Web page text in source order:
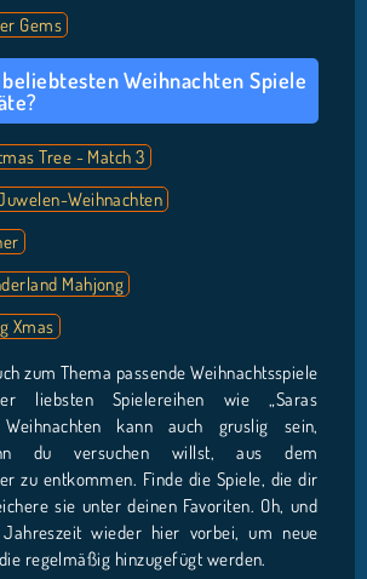
Gems
Weihnachten Spiele
Tree - Match 3
Weihnachten
Mahjong
Xmas
zum Thema passende Weihnachtsspiele
liebsten Spielereihen wie „Saras
Weihnachten kann auch gruslig sein,
du versuchen willst, aus dem
zu entkommen. Finde die Spiele, die dir
sie unter deinen Favoriten. Oh, und
wieder hier vorbei, um neue
regelmäßig hinzugefügt werden.